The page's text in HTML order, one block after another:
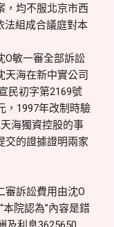
，均不服北京市西
法組成合議庭對本
O敏一審全部訴訟
天海在新中實公司
民初字第2169號
，1997年改制時驗
海獨資控股的事
交的證據證明兩家
審訴訟費用由沈O
院認為”內容是錯